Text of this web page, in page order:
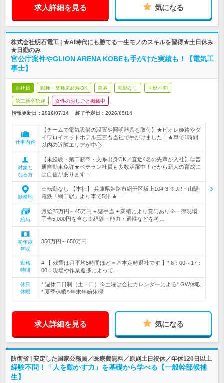
求人詳細を見る 気になる
株式会社明石電工 | ★AI時代にも勝てる一生モノのスキルを習得★土日休み
★日勤のみ
官公庁案件やGLION ARENA KOBEも手がけた実績も！【電気工
事士】
正社員 職種・業種未経験OK 急募 転勤なし 学歴不問
第二新卒歓迎 女性のおしごと掲載中
情報更新日：2026/07/14 終了予定日： 2026/09/14
仕事内容
【チームで電気設備の設置や照明器具を取付】★ピオレ姫路やダ
イワロイネットホテル三宮も当社で手がけました！★車で1時間
以内の近隣エリアが中心
対象と
なる方
【未経験・第二新卒・文系出身OK／直近4名の先輩が入社】◎普
通自動車免許★ベテラン社員も多数活躍中！だから新人の育成に
は自信があります！
勤務地
☆転勤なし 【本社】 兵庫県姫路市網干区坂上104-3 ※JR・山陽
電鉄「網干駅」より車で5分 ★…
給与
月給25万円～45万円 + 諸手当 + 業績により賞与あり※一律現場
手当5,000円を含む※経験・能力・適性などを考…
初年度
年収
350万円～650万円
勤務
時間
# 【 残業は月平均5時間ほど＝基本定時退社です 】* 8：00～17：
00☆現場や作業進捗によって…
休日
休暇
* 週休二日制（土・日）※土曜は会社カレンダーによる* GW休暇
* 夏季休暇* 年末年始休暇
求人詳細を見る 気になる
防衛省 | 安定した国家公務員／医療費無料／原則土日祝休／年休120日以上
経験不問！「人を動かす力」を基礎から学べる【一般幹部候補
生】